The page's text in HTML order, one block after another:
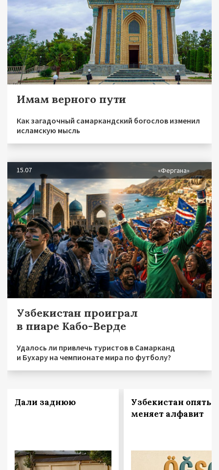
Имам верного пути
Как загадочный самаркандский богослов изменил
исламскую мысль
15.07 «Фергана»
Узбекистан проиграл
в пиаре Кабо-Верде
Удалось ли привлечь туристов в Самарканд
и Бухару на чемпионате мира по футболу?
Дали заднюю
Узбекистан опять
меняет алфавит